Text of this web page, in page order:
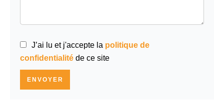
J’ai lu et j'accepte la politique de
confidentialité de ce site
ENVOYER